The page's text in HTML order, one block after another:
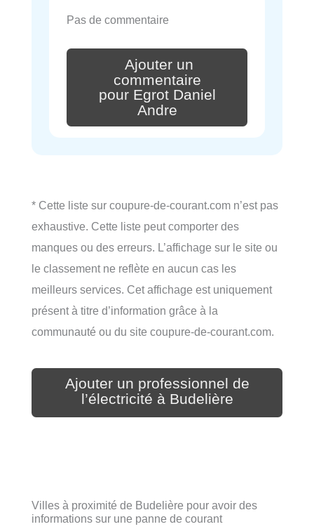
Pas de commentaire
Ajouter un
commentaire
pour Egrot Daniel
Andre
* Cette liste sur coupure-de-courant.com n’est pas
exhaustive. Cette liste peut comporter des
manques ou des erreurs. L’affichage sur le site ou
le classement ne reflète en aucun cas les
meilleurs services. Cet affichage est uniquement
présent à titre d’information grâce à la
communauté ou du site coupure-de-courant.com.
Ajouter un professionnel de
l’électricité à Budelière
Villes à proximité de Budelière pour avoir des
informations sur une panne de courant